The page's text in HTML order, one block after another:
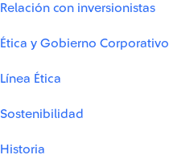
Relación con inversionistas
Ética y Gobierno Corporativo
Línea Ética
Sostenibilidad
Historia